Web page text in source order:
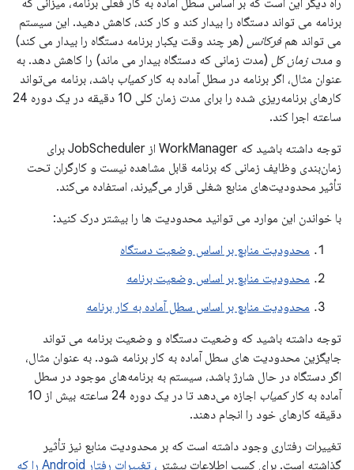
راه دیگر این است که بر اساس سطل آماده به کار فعلی برنامه، میزانی که
برنامه می تواند دستگاه را بیدار کند و کار کند، کاهش دهید. این سیستم
می تواند همفرکانس (هر چند وقت یکبار برنامه دستگاه را بیدار می کند)
و مدت زمان کل (مدت زمانی که دستگاه بیدار می ماند) را کاهش دهد. به
عنوان مثال، اگر برنامه در سطل آماده به کارکمیاب باشد، برنامه می‌تواند
کارهای برنامه‌ریزی شده را برای مدت زمان کلی 10 دقیقه در یک دوره 24
ساعته اجرا کند.
توجه داشته باشید که WorkManager از JobScheduler برای
زمان‌بندی وظایف زمانی که برنامه قابل مشاهده نیست و کارگران تحت
تأثیر محدودیت‌های منابع شغلی قرار می‌گیرند، استفاده می‌کند.
با خواندن این موارد می توانید محدودیت ها را بیشتر درک کنید:
محدودیت منابع بر اساس وضعیت دستگاه
محدودیت منابع بر اساس وضعیت برنامه
محدودیت منابع بر اساس سطل آماده به کار برنامه
توجه داشته باشید که وضعیت دستگاه و وضعیت برنامه می تواند
جایگزین محدودیت های سطل آماده به کار برنامه شود. به عنوان مثال،
اگر دستگاه در حال شارژ باشد، سیستم به برنامه‌های موجود در سطل
آماده به کارکمیاب
اجازه می‌دهد تا در یک دوره 24 ساعته بیش از 10
دقیقه کارهای خود را انجام دهند.
تغییرات رفتاری وجود داشته است که بر محدودیت منابع نیز تأثیر
گذاشته است. برای کسب اطلاعات بیشتر
، تغییرات رفتار Android را که